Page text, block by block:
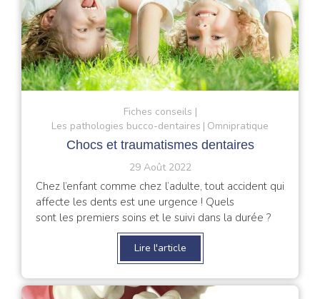
Fiches conseils
Les pathologies bucco-dentaires Omnipratique
Chocs et traumatismes dentaires
29 Août 2022
Chez l’enfant comme chez l’adulte, tout accident qui
affecte les dents est une urgence ! Quels
sont les premiers soins et le suivi dans la durée ?
Lire l'article